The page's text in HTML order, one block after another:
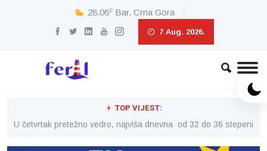
28.06c Bar, Crna Gora
7 Aug. 2026.
TOP VIJEST:
U četvrtak pretežno vedro, najviša dnevna od 32 do 36 stepeni